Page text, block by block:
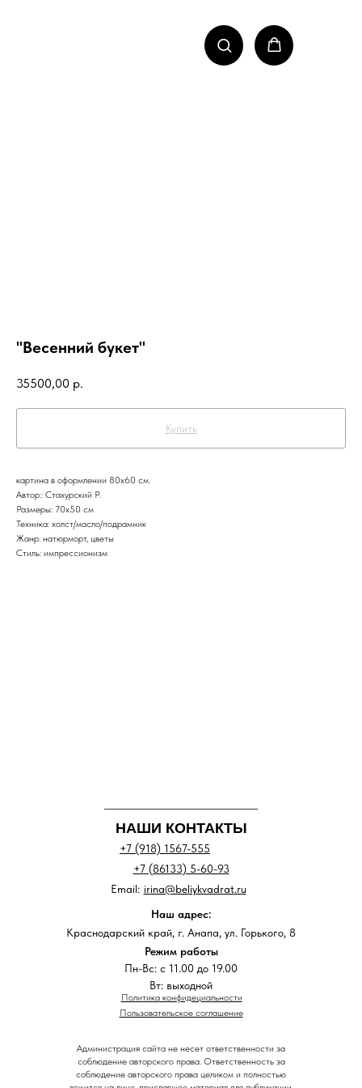
"Весенний букет"
35500,00 р.
Купить
картина в оформлении 80х60 см.
Автор:: Стахурский Р.
Размеры: 70х50 см
Техника: холст/масло/подрамник
Жанр: натюрморт, цветы
Стиль: импрессионизм
Политика конфидециальности
Пользовательское соглашение
НАШИ КОНТАКТЫ
+7 (918) 1567-555
+7 (86133) 5-60-93
Наш адрес:
Краснодарский край, г. Анапа, ул. Горького, 8
Администрация сайта не несет ответственности за
соблюдение авторского права. Ответственность за
соблюдение авторского права целиком и полностью
Режим работы
Пн-Вс: с 11.00 до 19.00
Вт: выходной
irina@beliykvadrat.ru
Email: